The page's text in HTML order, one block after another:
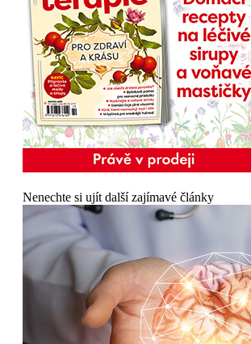
Nenechte si ujít další zajímavé články